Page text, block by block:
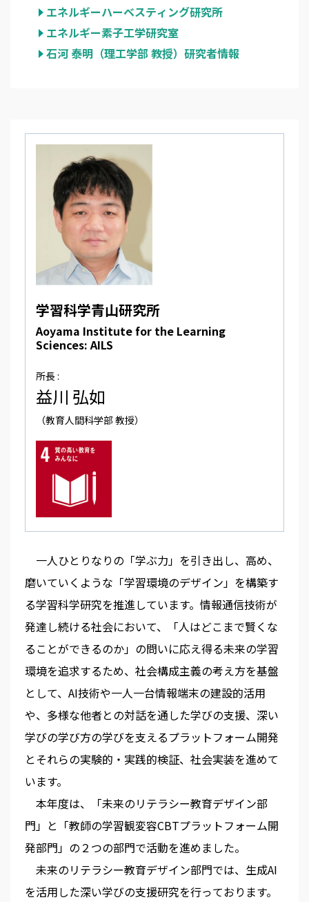
エネルギーハーベスティング研究所
エネルギー素子工学研究室
石河 泰明（理工学部 教授）研究者情報
学習科学青山研究所
Aoyama Institute for the Learning
Sciences: AILS
所長 :
益川 弘如
（教育人間科学部 教授）
一人ひとりなりの「学ぶ力」を引き出し、高め、
磨いていくような「学習環境のデザイン」を構築す
る学習科学研究を推進しています。情報通信技術が
発達し続ける社会において、「人はどこまで賢くな
ることができるのか」の問いに応え得る未来の学習
環境を追求するため、社会構成主義の考え方を基盤
として、AI技術や一人一台情報端末の建設的活用
や、多様な他者との対話を通した学びの支援、深い
学びの学び方の学びを支えるプラットフォーム開発
とそれらの実験的・実践的検証、社会実装を進めて
います。
本年度は、「未来のリテラシー教育デザイン部
門」と「教師の学習観変容CBTプラットフォーム開
発部門」の２つの部門で活動を進めました。
未来のリテラシー教育デザイン部門では、生成AI
を活用した深い学びの支援研究を行っております。